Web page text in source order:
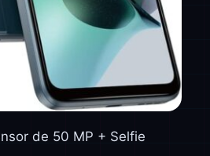
de 50 MP + Selfie